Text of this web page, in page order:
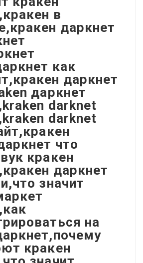
в
даркнет
как
даркнет
даркнет
darknet
darknet
что
кракен
даркнет
значит
на
кракен